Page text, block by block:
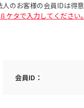
のお客様の会員IDは得意
ケタで入力してください。
会員ID：